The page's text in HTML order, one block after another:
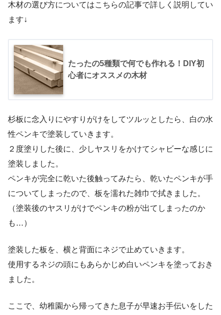
木材の選び方についてはこちらの記事で詳しく説明してい
ます↓
たったの5種類で何でも作れる！DIY初
心者にオススメの木材
杉板に念入りにやすりがけをしてツルッとしたら、白の水
性ペンキで塗装していきます。
２度塗りした後に、少しヤスリをかけてシャビーな感じに
塗装しました。
ペンキが完全に乾いた後触ってみたら、乾いたペンキが手
についてしまったので、板を濡れた雑巾で拭きました。
（塗装後のヤスリがけでペンキの粉が出てしまったのか
も…）
塗装した板を、横と背面にネジで止めていきます。
使用するネジの頭にもあらかじめ白いペンキを塗っておき
ました。
ここで、幼稚園から帰ってきた息子が早速お手伝いをした